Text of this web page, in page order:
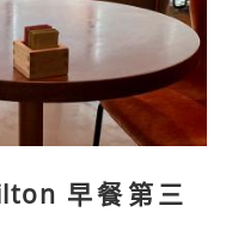
早餐第三